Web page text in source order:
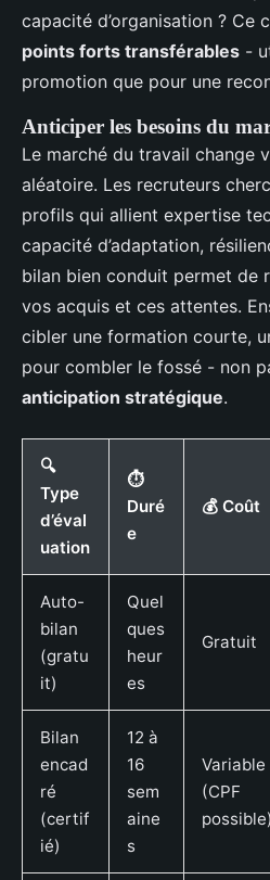
capacité d’organisation ? Ce
points forts transférables -
promotion que pour une
Anticiper les besoins du
Le marché du travail change
aléatoire. Les recruteurs
profils qui allient expertise
capacité d’adaptation,
bilan bien conduit permet de
vos acquis et ces attentes.
cibler une formation courte,
pour combler le fossé - non
anticipation stratégique.
🔍
Type
d’éval
uation
⏱
Duré
e
💰 Coût
Auto-
bilan
(gratu
it)
Quel
ques
heur
es
Gratuit
Bilan
encad
ré
(certif
ié)
12 à
16
sem
aine
s
Variable
(CPF
possible)